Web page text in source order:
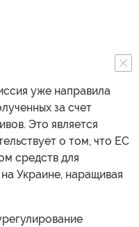
уже направила
за счет
Это является
о том, что ЕС
средств для
Украине, наращивая